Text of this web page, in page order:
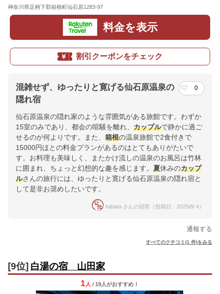
神奈川県足柄下郡箱根町仙石原1283-97
料金を表示
割引クーポンをチェック
混雑せず、ゆったりと寛げる仙石原温泉の
隠れ宿
0
仙石原温泉の隠れ家のような雰囲気がある旅館です。わずか
15室のみであり、都会の喧騒を離れ、 カップルで静かに過ご
せるのが何よりです。また、 箱根の温泉旅館で2食付きで
15000円ほとの料金プランがあるのはとてもありがたいで
す。お料理も美味しく、またかけ流しの温泉のお風呂は竹林
に囲まれ、ちょっと幻想的な趣を感じます。 夏休みのカップ
ルさんの旅行には、ゆったりと寛げる仙石原温泉の隠れ宿と
して是非お奨めしたいです。
hahata さんの回答（投稿日：2025/8/ 4）
通報する
すべてのクチコミ(1 件)をみる
[9位] 白湯の宿 山田家
1 人 / 19人がおすすめ！